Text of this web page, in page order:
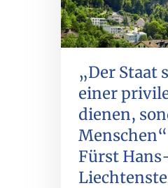
„Der Staat
einer
dienen,
Fürst